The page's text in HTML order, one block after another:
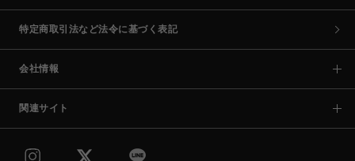
特定商取引法など法令に基づく表記
会社情報
関連サイト